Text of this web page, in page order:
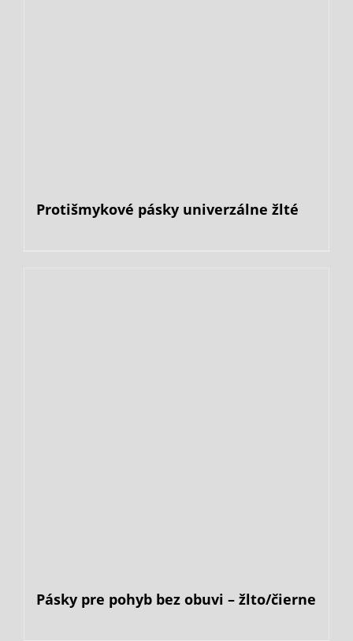
Protišmykové pásky univerzálne žlté
Pásky pre pohyb bez obuvi – žlto/čierne